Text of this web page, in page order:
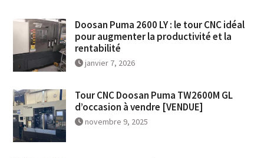
Doosan Puma 2600 LY : le tour CNC idéal
pour augmenter la productivité et la
rentabilité
janvier 7, 2026
Tour CNC Doosan Puma TW2600M GL
d’occasion à vendre [VENDUE]
novembre 9, 2025